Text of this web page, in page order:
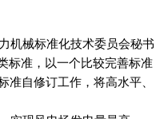
机械标准化技术委员会秘书
标准，以一个比较完善标准
自修订工作，将高水平、